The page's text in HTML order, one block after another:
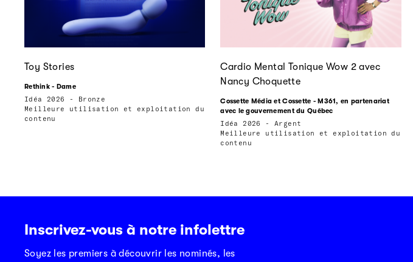
Toy Stories
Rethink - Dame
Idéa 2026 - Bronze
Meilleure utilisation et exploitation du
contenu
Cardio Mental Tonique Wow 2 avec
Nancy Choquette
Cossette Média et Cossette - M361, en partenariat
avec le gouvernement du Québec
Idéa 2026 - Argent
Meilleure utilisation et exploitation du
contenu
Inscrivez-vous à notre infolettre
Soyez les premiers à découvrir les nominés, les